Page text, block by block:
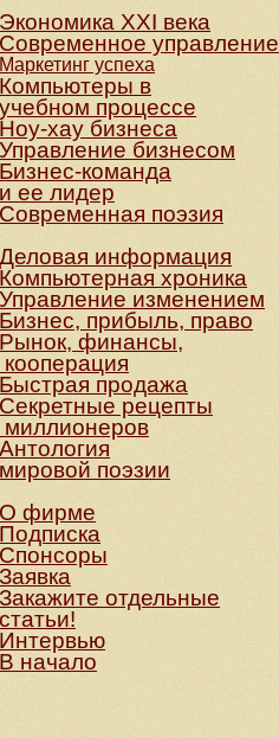
Экономика ХХI века
Современное управление
Маркетинг успеха
Компьютеры в
учебном процессе
Ноу-хау бизнеса
Управление бизнесом
Бизнес-команда
и ее лидер
Современная поэзия
Деловая информация
Компьютерная хроника
Управление изменением
Бизнес, прибыль, право
Рынок, финансы,
кооперация
Быстрая продажа
Секретные рецепты
миллионеров
Антология
мировой поэзии
О фирме
Подписка
Спонсоры
Заявка
Закажите отдельные
статьи!
Интервью
В начало